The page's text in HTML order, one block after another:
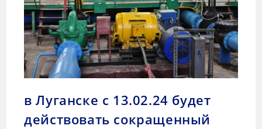
в Луганске с 13.02.24 будет
действовать сокращенный